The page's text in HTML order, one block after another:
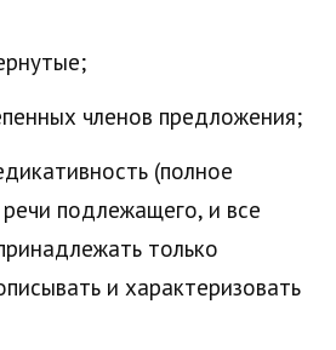
членов предложения;
(полное
подлежащего, и все
только
и характеризовать